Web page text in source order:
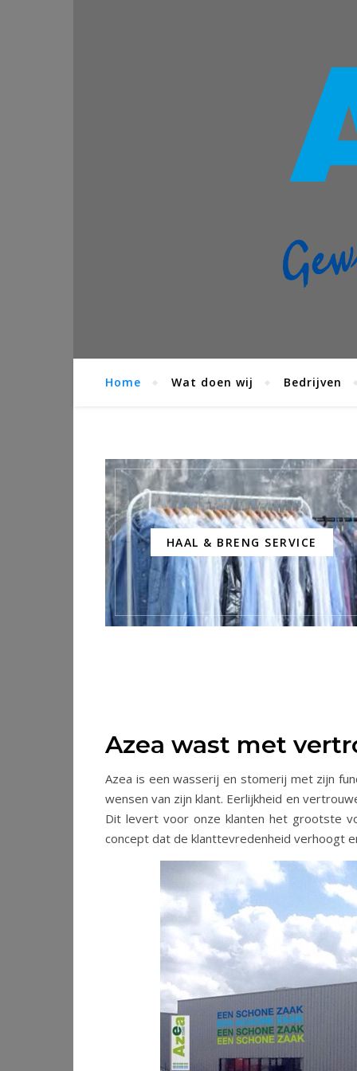
Home Wat doen wij Bedrijven
HAAL & BRENG SERVICE
Azea wast met
Azea is een wasserij en stomerij met zijn
wensen van zijn klant. Eerlijkheid en
Dit levert voor onze klanten het grootste
concept dat de klanttevredenheid verhoogt